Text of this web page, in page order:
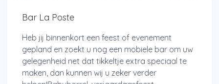
Bar La Poste
Heb jij binnenkort een feest of evenement
gepland en zoekt u nog een mobiele bar om uw
gelegenheid net dat tikkeltje extra speciaal te
maken, dan kunnen wij u zeker verder